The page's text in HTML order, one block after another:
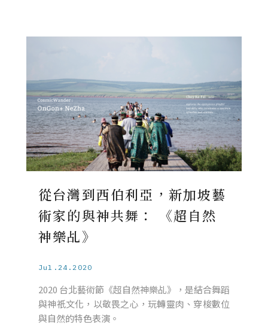
從台灣到西伯利亞，新加坡藝
術家的與神共舞： 《超自然
神樂乩》
Jul.24.2020
2020 台北藝術節《超自然神樂乩》，是結合舞蹈
與神祇文化，以敬畏之心，玩轉靈肉、穿梭數位
與自然的特色表演。